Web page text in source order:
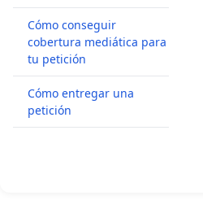
Cómo conseguir
cobertura mediática para
tu petición
Cómo entregar una
petición